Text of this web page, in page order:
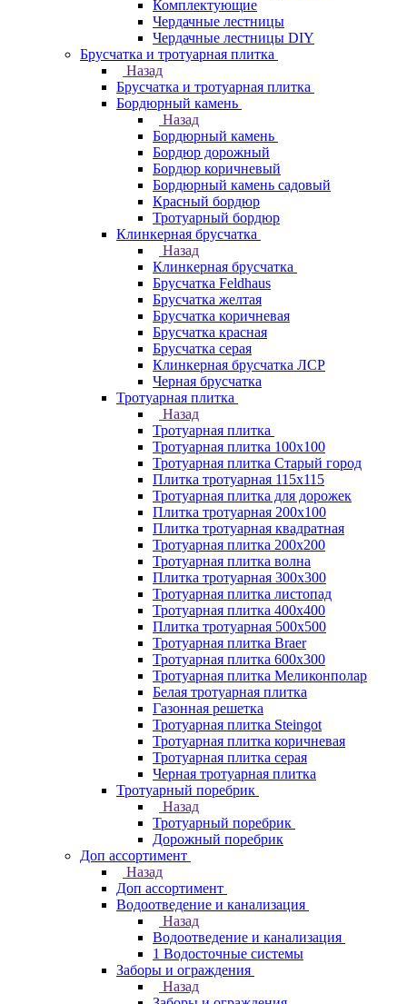
Комплектующие
Чердачные лестницы
Чердачные лестницы DIY
Брусчатка и тротуарная плитка
Назад
Брусчатка и тротуарная плитка
Бордюрный камень
Назад
Бордюрный камень
Бордюр дорожный
Бордюр коричневый
Бордюрный камень садовый
Красный бордюр
Тротуарный бордюр
Клинкерная брусчатка
Назад
Клинкерная брусчатка
Брусчатка Feldhaus
Брусчатка желтая
Брусчатка коричневая
Брусчатка красная
Брусчатка серая
Клинкерная брусчатка ЛСР
Черная брусчатка
Тротуарная плитка
Назад
Тротуарная плитка
Тротуарная плитка 100x100
Тротуарная плитка Старый город
Плитка тротуарная 115x115
Тротуарная плитка для дорожек
Плитка тротуарная 200х100
Плитка тротуарная квадратная
Тротуарная плитка 200х200
Тротуарная плитка волна
Плитка тротуарная 300х300
Тротуарная плитка листопад
Тротуарная плитка 400х400
Плитка тротуарная 500x500
Тротуарная плитка Braer
Тротуарная плитка 600х300
Тротуарная плитка Меликонполар
Белая тротуарная плитка
Газонная решетка
Тротуарная плитка Steingot
Тротуарная плитка коричневая
Тротуарная плитка серая
Черная тротуарная плитка
Тротуарный поребрик
Назад
Тротуарный поребрик
Дорожный поребрик
Доп ассортимент
Назад
Доп ассортимент
Водоотведение и канализация
Назад
Водоотведение и канализация
1 Водосточные системы
Заборы и ограждения
Назад